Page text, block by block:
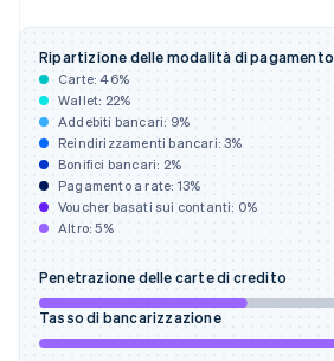
Ripartizione delle modalità di pagamento
Carte:46%
Wallet: 22%
Addebiti bancari: 9%
Reindirizzamenti bancari:3%
Bonifici bancari: 2%
Pagamento a rate: 13%
Voucher basati sui contanti: 0%
Altro:5%
Penetrazione delle carte di credito
Tasso di bancarizzazione
EnglishSvenska
Francia
Français English
Germania
DeutschEnglish
Giappone
日本語English
Gibilterra
Grecia
English
India
English